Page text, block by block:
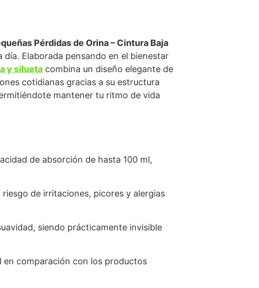
Pérdidas de Orina – Cintura Baja
Elaborada pensando en el bienestar
y silueta combina un diseño elegante de
cotidianas gracias a su estructura
mantener tu ritmo de vida
de absorción de hasta 100 ml,
de irritaciones, picores y alergias
siendo prácticamente invisible
en comparación con los productos